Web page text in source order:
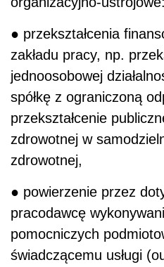
● przekształcenia
zakładu pracy, np.
jednoosobowej
spółkę z ograniczoną
przekształcenie
zdrowotnej w
zdrowotnej,
● powierzenie przez
pracodawcę
pomocniczych
świadczącemu usługi